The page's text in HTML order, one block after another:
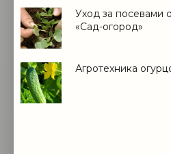
Уход за посевами
«Сад-огород»
Агротехника